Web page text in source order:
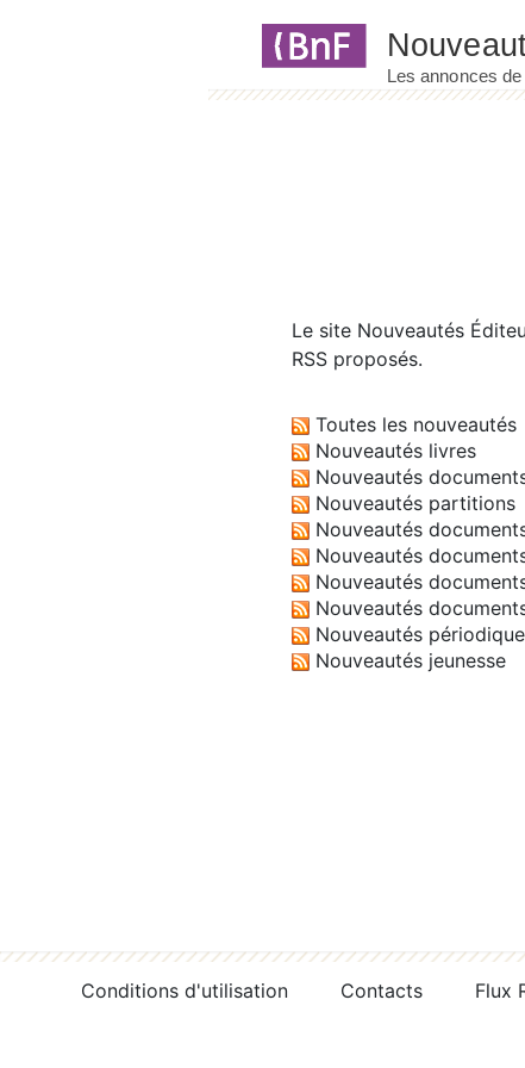
Le site Nouveautés
RSS proposés.
Toutes les nouveautés
Nouveautés livres
Nouveautés
Nouveautés partitions
Nouveautés
Nouveautés
Nouveautés
Nouveautés
Nouveautés
Nouveautés jeunesse
Conditions d'utilisation Contacts Flux